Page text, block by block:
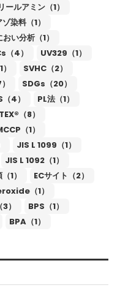
ールアミン（1）
ゾ染料（1）
おい分析（1）
（4）
UV329（1）
SVHC（2）
SDGs（20）
4）
PL法（1）
（8）
（1）
JIS L 1099（1）
JIS L 1092（1）
1）
ECサイト（2）
（1）
）
BPS（1）
BPA（1）